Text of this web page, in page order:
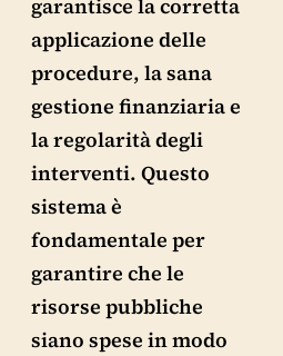
garantisce la corretta
applicazione delle
procedure, la sana
gestione finanziaria e
la regolarità degli
interventi. Questo
sistema è
fondamentale per
garantire che le
risorse pubbliche
siano spese in modo